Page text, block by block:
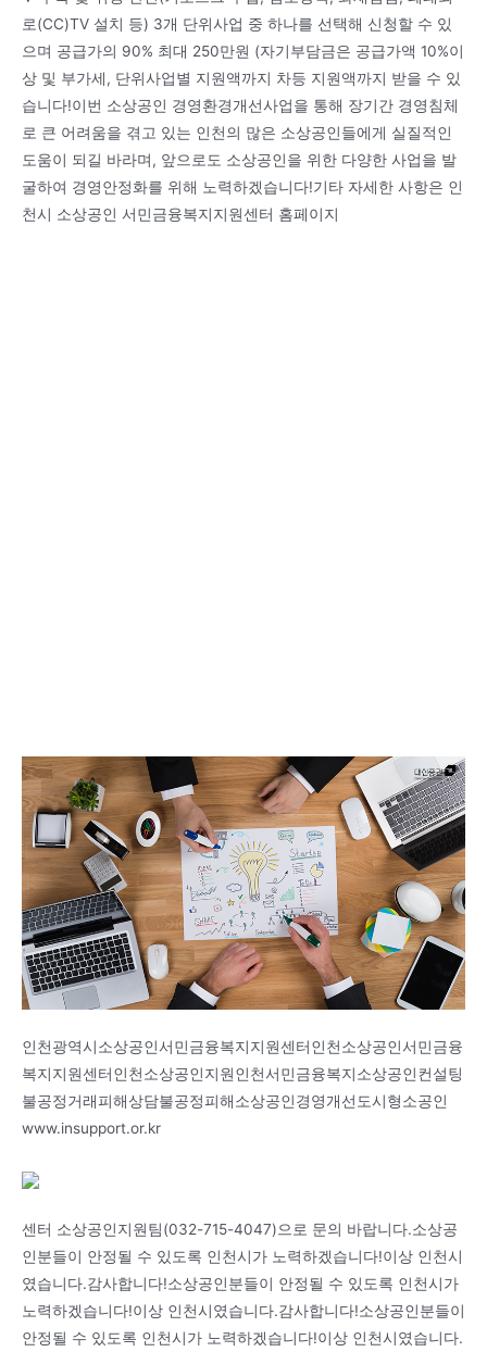
로(CC)TV 설치 등) 3개 단위사업 중 하나를 선택해 신청할 수 있
으며 공급가의 90% 최대 250만원 (자기부담금은 공급가액 10%이
상 및 부가세, 단위사업별 지원액까지 차등 지원액까지 받을 수 있
습니다!이번 소상공인 경영환경개선사업을 통해 장기간 경영침체
로 큰 어려움을 겪고 있는 인천의 많은 소상공인들에게 실질적인
도움이 되길 바라며, 앞으로도 소상공인을 위한 다양한 사업을 발
굴하여 경영안정화를 위해 노력하겠습니다!기타 자세한 사항은 인
천시 소상공인 서민금융복지지원센터 홈페이지
인천광역시소상공인서민금융복지지원센터인천소상공인서민금융
복지지원센터인천소상공인지원인천서민금융복지소상공인컨설팅
불공정거래피해상담불공정피해소상공인경영개선도시형소공인
www.insupport.or.kr
센터 소상공인지원팀(032-715-4047)으로 문의 바랍니다.소상공
인분들이 안정될 수 있도록 인천시가 노력하겠습니다!이상 인천시
였습니다.감사합니다!소상공인분들이 안정될 수 있도록 인천시가
노력하겠습니다!이상 인천시였습니다.감사합니다!소상공인분들이
안정될 수 있도록 인천시가 노력하겠습니다!이상 인천시였습니다.